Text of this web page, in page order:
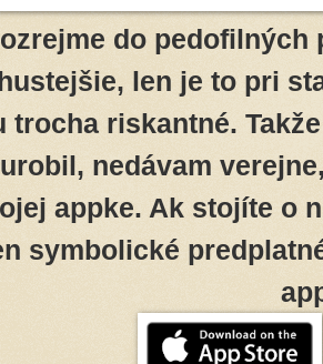
do
len je to pri
trocha riskantné.
nedávam
appke. Ak stojíte o
symbolické